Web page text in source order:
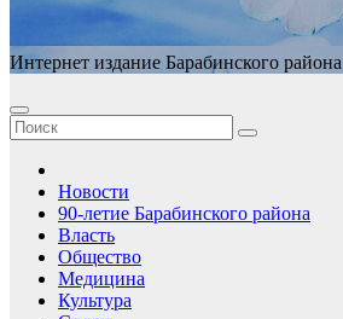
Интернет издание Барабинского района
Новости
90-летие Барабинского района
Власть
Общество
Медицина
Культура